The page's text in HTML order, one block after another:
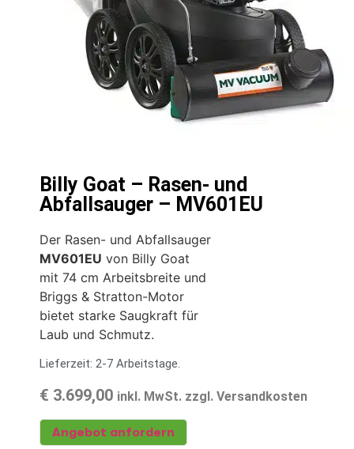
Billy Goat – Rasen- und
Abfallsauger – MV601EU
Der Rasen- und Abfallsauger
MV601EU von Billy Goat
mit 74 cm Arbeitsbreite und
Briggs & Stratton-Motor
bietet starke Saugkraft für
Laub und Schmutz.
Lieferzeit: 2-7 Arbeitstage.
€ 3.699,00 inkl. MwSt. zzgl. Versandkosten
Angebot anfordern